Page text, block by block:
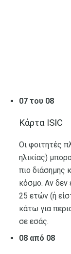
07 του 08
Κάρτα ISIC
Οι φοιτητές
ηλικίας)
πιο
κόσμο. Αν δεν
25 ετών (ή
κάτω για
σε εσάς.
08 από 08